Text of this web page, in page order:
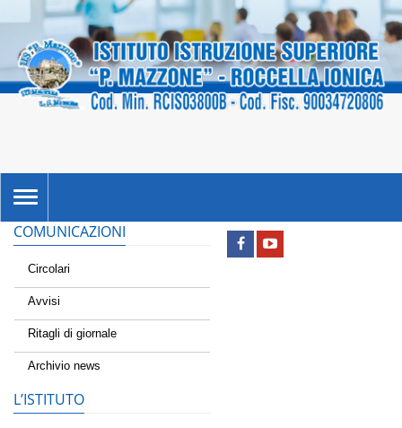
TOGGLE
NAVIGATION
COMUNICAZIONI
Circolari
Avvisi
Ritagli di giornale
Archivio news
L’ISTITUTO